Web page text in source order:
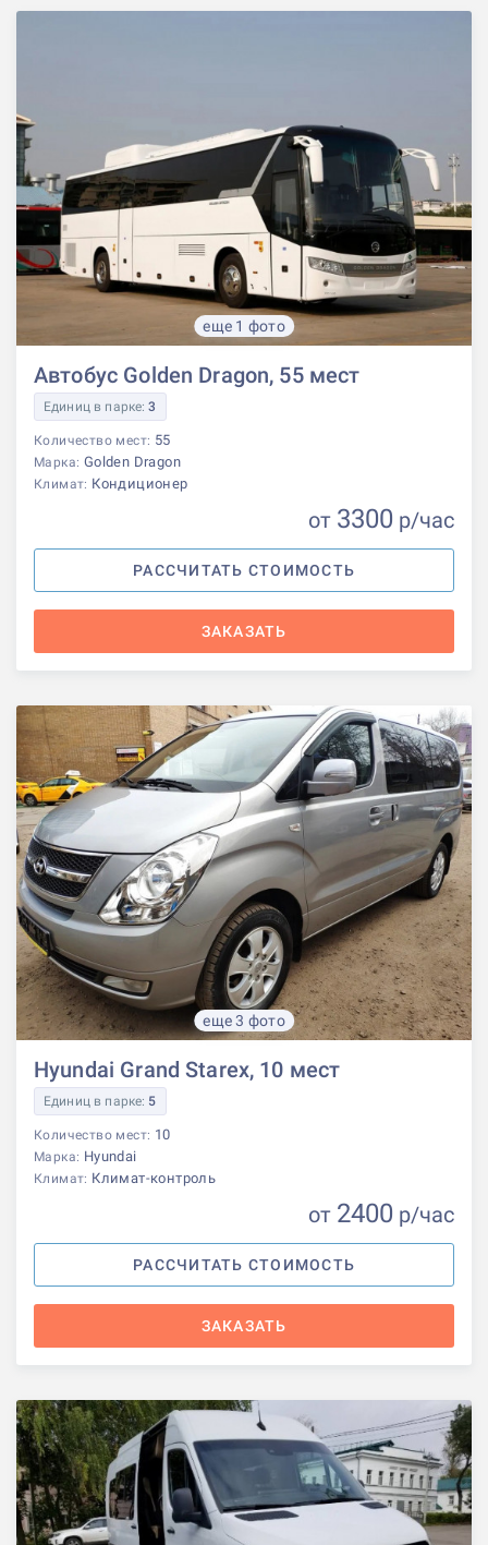
еще 1 фото
Автобус Golden Dragon, 55 мест
Единиц в парке:3
Количество мест: 55
Марка: Golden Dragon
Климат: Кондиционер
от 3300 р/час
РАССЧИТАТЬ СТОИМОСТЬ
ЗАКАЗАТЬ
еще 3 фото
Hyundai Grand Starex, 10 мест
Единиц в парке: 5
Количество мест: 10
Марка: Hyundai
Климат: Климат-контроль
от 2400 р/час
РАССЧИТАТЬ СТОИМОСТЬ
ЗАКАЗАТЬ